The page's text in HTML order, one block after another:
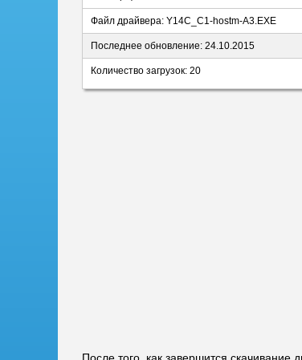
Файл драйвера: Y14C_C1-hostm-A3.EXE
Последнее обновление: 24.10.2015
Количество загрузок: 20